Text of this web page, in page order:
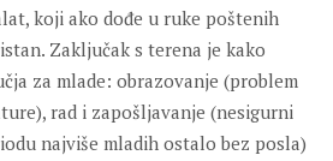
koji ako dođe u ruke poštenih
Zaključak s terena je kako
za mlade: obrazovanje (problem
rad i zapošljavanje (nesigurni
najviše mladih ostalo bez posla)